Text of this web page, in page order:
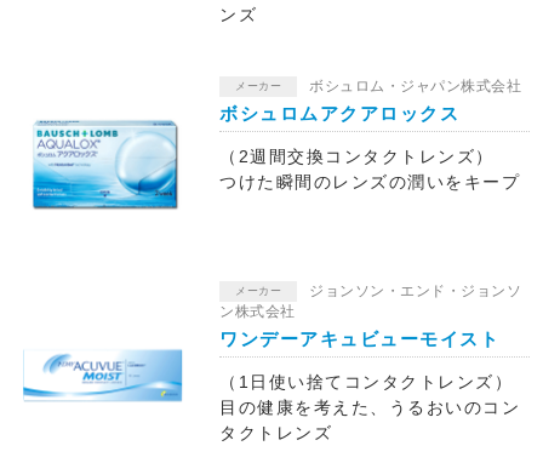
ンズ
メーカー ボシュロム・ジャパン株式会社
ボシュロムアクアロックス
（2週間交換コンタクトレンズ）
つけた瞬間のレンズの潤いをキープ
メーカー
ジョンソン・エンド・ジョンソ
ン株式会社
ワンデーアキュビューモイスト
（1日使い捨てコンタクトレンズ）
目の健康を考えた、うるおいのコン
タクトレンズ